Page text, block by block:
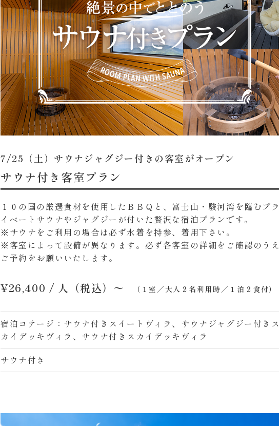
7/25（土）サウナジャグジー付きの客室がオープン
サウナ付き客室プラン
１０の国の厳選食材を使用したＢＢＱと、富士山・駿河湾を臨むプラ
イベートサウナやジャグジーが付いた贅沢な宿泊プランです。
※サウナをご利用の場合は必ず水着を持参、着用下さい。
※客室によって設備が異なります。必ず各客室の詳細をご確認のうえ
ご予約をお願いいたします。
¥26,400 / 人（税込）〜 （１室／大人２名利用時／１泊２食付）
宿泊コテージ：サウナ付きスイートヴィラ、サウナジャグジー付きス
カイデッキヴィラ、サウナ付きスカイデッキヴィラ
サウナ付き